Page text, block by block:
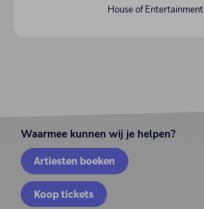
House of Entertainment
Waarmee kunnen wij je helpen?
Artiesten boeken
Koop tickets